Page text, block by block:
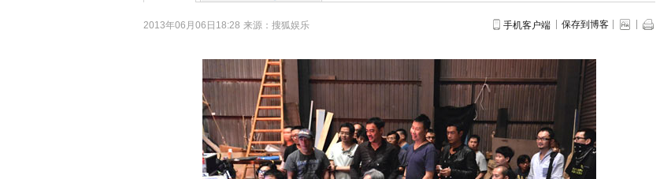
2013年06月06日18:28 来源： 搜狐娱乐 手机客户端 保存到博客